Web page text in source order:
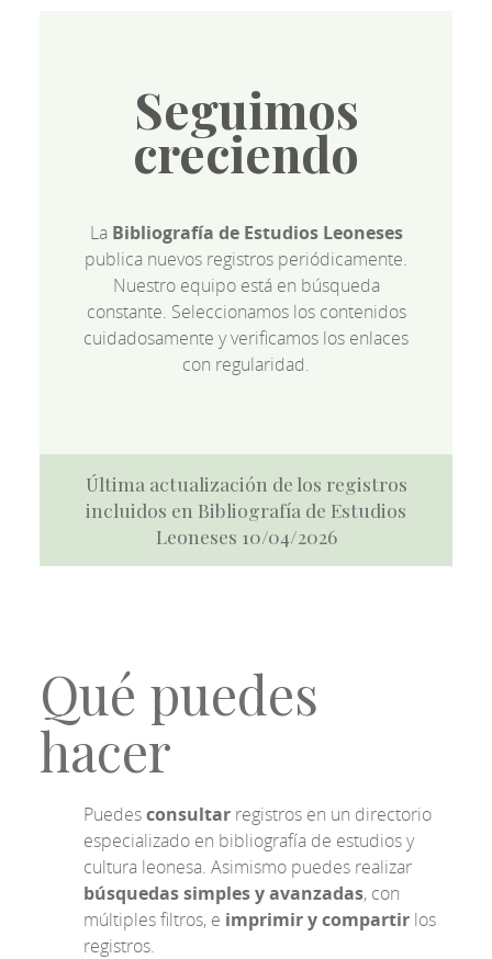
Seguimos
creciendo
La Bibliografía de Estudios Leoneses
publica nuevos registros periódicamente.
Nuestro equipo está en búsqueda
constante. Seleccionamos los contenidos
cuidadosamente y verificamos los enlaces
con regularidad.
Última actualización de los registros
incluidos en Bibliografía de Estudios
Leoneses 10/04/2026
Qué puedes
hacer
Puedesconsultar registros en un directorio
especializado en bibliografía de estudios y
cultura leonesa. Asimismo puedes realizar
búsquedas simples y avanzadas, con
múltiples filtros, e imprimir y compartir los
registros.